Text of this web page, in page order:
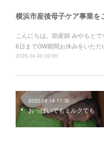
横浜市産後母子ケア事業を
こんにちは。助産師 みやもと
6日までGW期間お休みをいただ
2025.04.30 00:00
2020.09.14 11:30
おっぱいでもミルクでも